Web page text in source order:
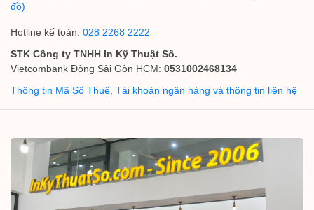
đồ)
Hotline kế toán: 028 2268 2222
STK Công ty TNHH In Kỹ Thuật Số.
Vietcombank Đông Sài Gòn HCM: 0531002468134
Thông tin Mã Số Thuế, Tài khoản ngân hàng và thông tin liên hệ